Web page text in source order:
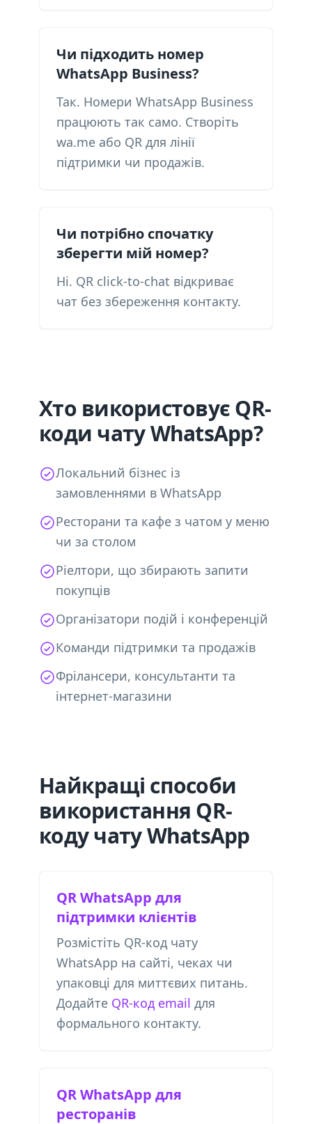
Чи підходить номер
WhatsApp Business?
Так. Номери WhatsApp Business
працюють так само. Створіть
wa.me або QR для лінії
підтримки чи продажів.
Чи потрібно спочатку
зберегти мій номер?
Ні. QR click-to-chat відкриває
чат без збереження контакту.
Хто використовує QR-
коди чату WhatsApp?
Локальний бізнес із
замовленнями в WhatsApp
Ресторани та кафе з чатом у меню
чи за столом
Ріелтори, що збирають запити
покупців
Організатори подій і конференцій
Команди підтримки та продажів
Фрілансери, консультанти та
інтернет-магазини
Найкращі способи
використання QR-
коду чату WhatsApp
QR WhatsApp для
підтримки клієнтів
Розмістіть QR-код чату
WhatsApp на сайті, чеках чи
упаковці для миттєвих питань.
Додайте QR-код email для
формального контакту.
QR WhatsApp для
ресторанів